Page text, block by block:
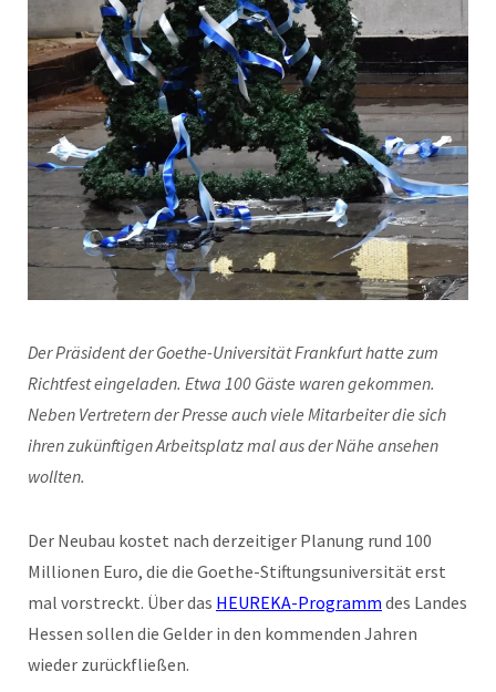
Der Präsident der Goethe-Universität Frankfurt hatte zum
Richtfest eingeladen. Etwa 100 Gäste waren gekommen.
Neben Vertretern der Presse auch viele Mitarbeiter die sich
ihren zukünftigen Arbeitsplatz mal aus der Nähe ansehen
wollten.
Der Neubau kostet nach derzeitiger Planung rund 100
Millionen Euro, die die Goethe-Stiftungsuniversität erst
mal vorstreckt. Über das HEUREKA-Programm des Landes
Hessen sollen die Gelder in den kommenden Jahren
wieder zurückfließen.